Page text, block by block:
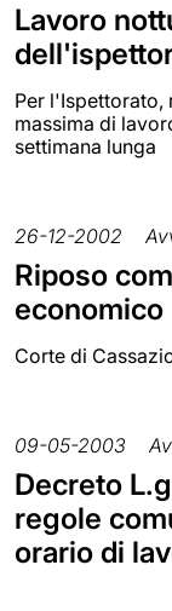
Lavoro
Per l'Ispettorato,
massima di
settimana lunga
26-12-2002
Riposo
economico
Corte di
09-05-2003
Decreto
regole
orario di